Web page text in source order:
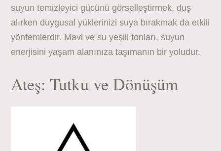
suyun temizleyici gücünü görselleştirmek, duş
alırken duygusal yüklerinizi suya bırakmak da etkili
yöntemlerdir. Mavi ve su yeşili tonları, suyun
enerjisini yaşam alanınıza taşımanın bir yoludur.
Ateş: Tutku ve Dönüşüm